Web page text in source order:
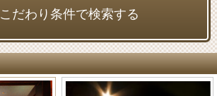
こだわり条件で検索する